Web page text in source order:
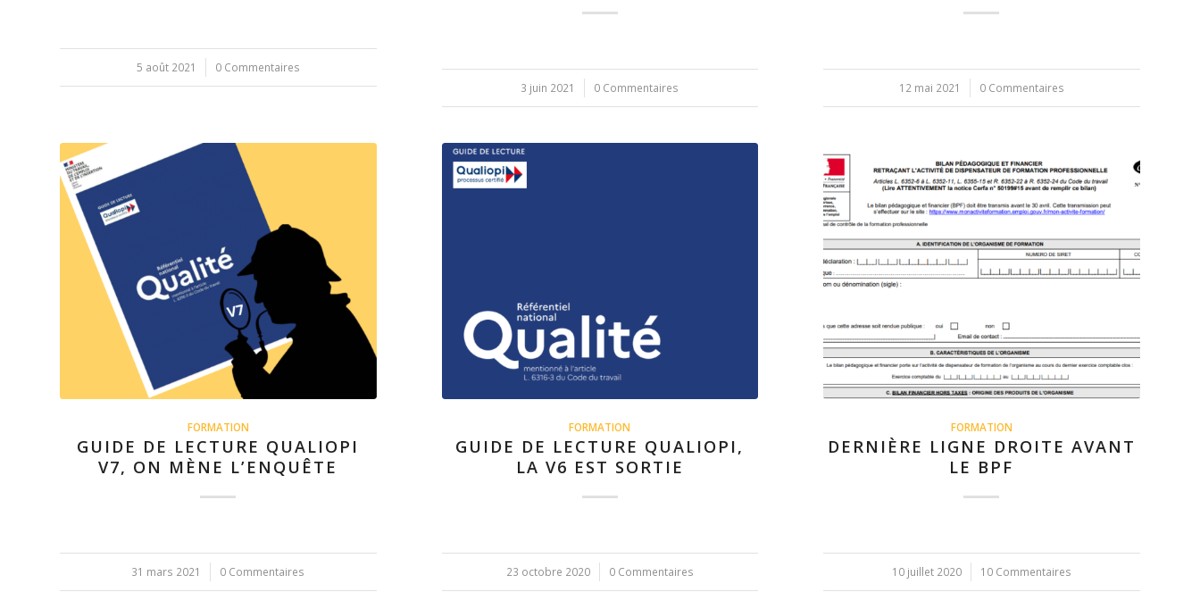
5 août 2021
/ 0 Commentaires
3 juin 2021
/ 0 Commentaires 12 mai 2021
/ 0 Commentaires
FORMATION
GUIDE DE LECTURE QUALIOPI
V7, ON MÈNE L’ENQUÊTE
31 mars 2021
/ 0 Commentaires
FORMATION
GUIDE DE LECTURE QUALIOPI,
LA V6 EST SORTIE
23 octobre 2020
/ 0 Commentaires
FORMATION
DERNIÈRE LIGNE DROITE AVANT
LE BPF
10 juillet 2020
/ 10 Commentaires